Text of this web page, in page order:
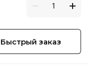
Быстрый заказ